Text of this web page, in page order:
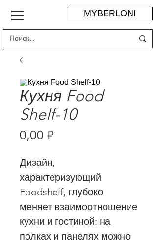
MYBERLONI
Кухня Food
Shelf-10
0,00 ₽
Дизайн,
характеризующий
Foodshelf, глубоко
меняет взаимоотношение
кухни и гостиной: на
полках и панелях можно